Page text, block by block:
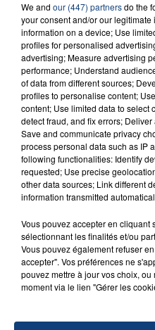
FIL D'ACTU
23 juillet 2026
INCENDIE MORTEL À
SON BÉBÉ ENTRE LA
Un homme s'est
aspergé sa compagne
d'un liquide
We and our (447) partnersdo the
your consent and/or our
information on a device; Use
profiles for personalised
advertising; Measure advertising
performance; Understand
of data from different sources;
profiles to personalise content;
content; Use limited data to select
detect fraud, and fix errors;
Save and communicate privacy
process personal data such as IP
following functionalities: Identify
requested; Use precise
other data sources; Link different
information transmitted
Vous pouvez accepter en cliquant
sélectionnant les finalités et/ou
Vous pouvez également refuser
accepter". Vos préférences ne
pouvez mettre à jour vos choix,
moment via le lien "Gérer les